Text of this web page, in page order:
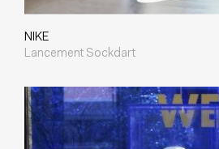
NIKE
Lancement Sockdart